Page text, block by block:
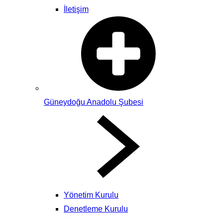
İletişim
Güneydoğu Anadolu Şubesi
Yönetim Kurulu
Denetleme Kurulu